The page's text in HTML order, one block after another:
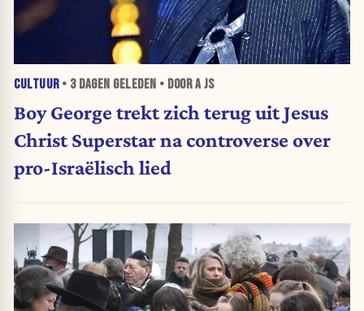
CULTUUR• 3 DAGEN GELEDEN • DOOR A JS
Boy George trekt zich terug uit Jesus
Christ Superstar na controverse over
pro-Israëlisch lied